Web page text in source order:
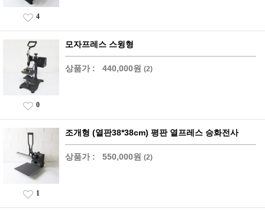
4
모자프레스 스윙형
상품가 : 440,000원 (2)
0
조개형 (열판38*38cm) 평판 열프레스 승화전사
상품가 : 550,000원 (2)
1